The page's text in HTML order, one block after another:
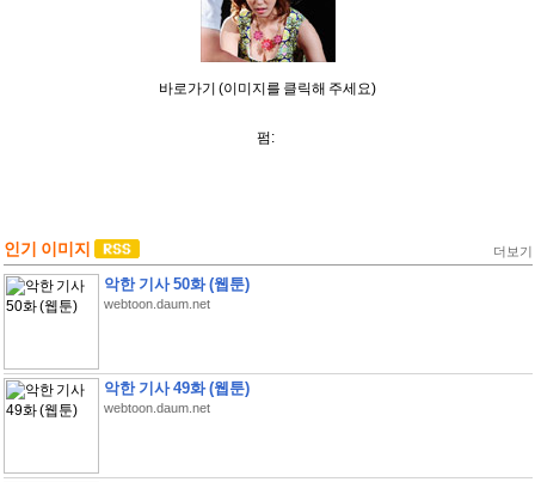
바로가기 (이미지를 클릭해 주세요)
펌:
인기 이미지 더보기
악한 기사 50화 (웹툰)
webtoon.daum.net
악한 기사 49화 (웹툰)
webtoon.daum.net